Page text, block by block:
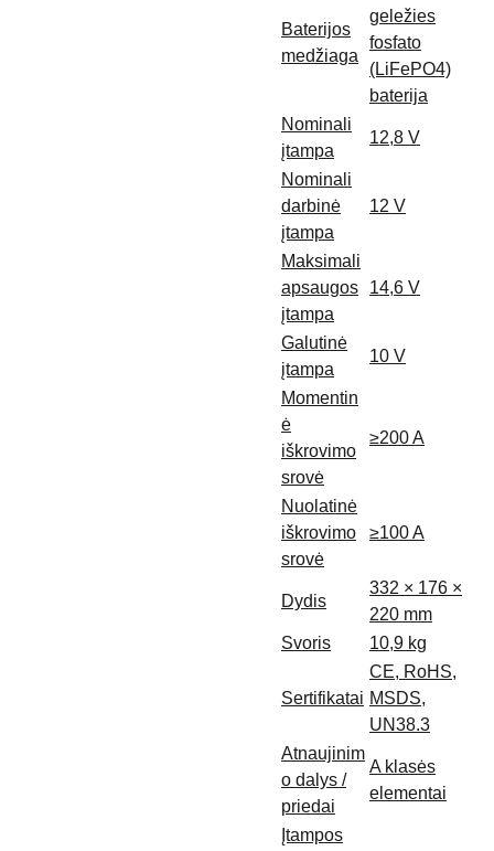
Baterijos
medžiaga
geležies
fosfato
(LiFePO4)
baterija
Nominali
įtampa
12,8 V
Nominali
darbinė
įtampa
12 V
Maksimali
apsaugos
įtampa
14,6 V
Galutinė
įtampa
10 V
Momentin
ė
iškrovimo
srovė
≥200 A
Nuolatinė
iškrovimo
srovė
≥100 A
Dydis
332 × 176 ×
220 mm
Svoris
10,9 kg
Sertifikatai
CE, RoHS,
MSDS,
UN38.3
Atnaujinim
o dalys /
priedai
A klasės
elementai
Įtampos